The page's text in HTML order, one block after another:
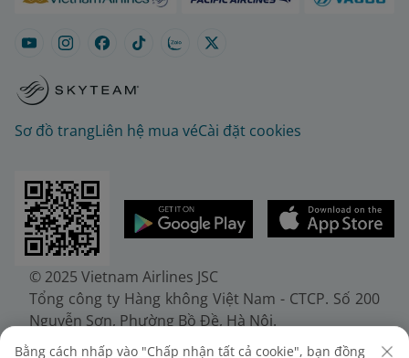
Sơ đồ trangLiên hệ mua véCài đặt cookies
© 2025 Vietnam Airlines JSC
Tổng công ty Hàng không Việt Nam - CTCP. Số 200
Nguyễn Sơn, Phường Bồ Đề, Hà Nội.
Điện thoại: (+84-24) 38272289. Fax: (+84-24)
Bằng cách nhấp vào "Chấp nhận tất cả cookie", bạn đồng